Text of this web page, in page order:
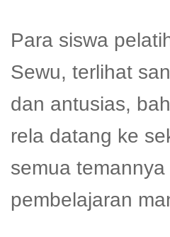
Para siswa
Sewu, terlihat
dan antusias,
rela datang ke
semua
pembelajaran